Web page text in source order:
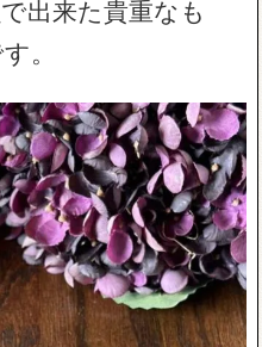
出来た貴重なも
。